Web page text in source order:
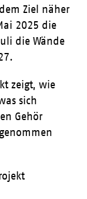
Ziel näher
2025 die
die Wände
zeigt, wie
sich
Gehör